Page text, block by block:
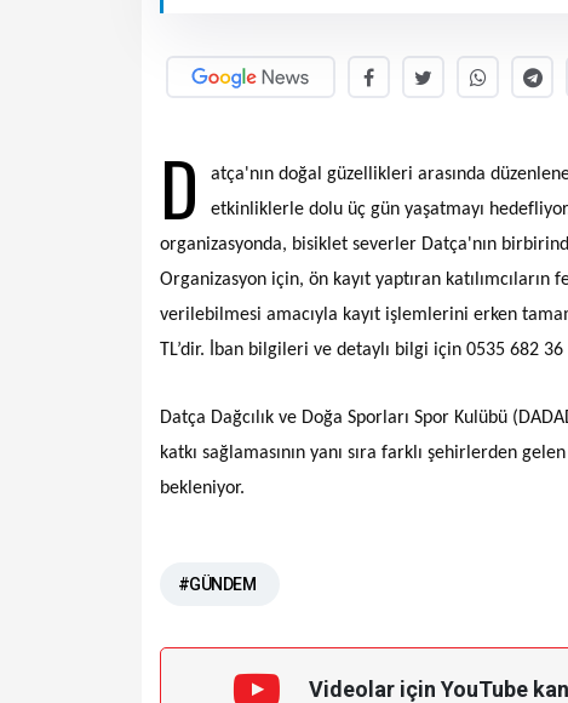
D
atça'nın doğal güzellikleri arasında
etkinliklerle dolu üç gün yaşatmayı
organizasyonda, bisiklet severler Datça'nın
Organizasyon için, ön kayıt yaptıran
verilebilmesi amacıyla kayıt işlemlerini erken
TL’dir. İban bilgileri ve detaylı bilgi için 0535 682
Datça Dağcılık ve Doğa Sporları Spor Kulübü
katkı sağlamasının yanı sıra farklı şehirlerden
bekleniyor.
#GÜNDEM
Videolar için YouTube